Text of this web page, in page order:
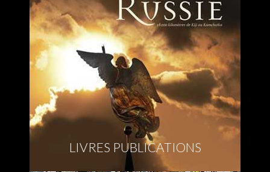
LIVRES PUBLICATIONS